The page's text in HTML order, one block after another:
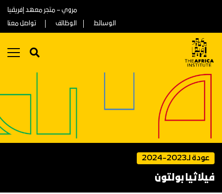
مروي – متجر معهد إفريقيا
الوسائط
الوظائف تواصل معنا
عودة لـ2023-2024
فيلاثيا بولتون